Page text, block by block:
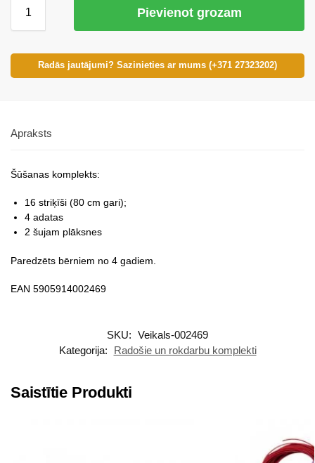
Pievienot grozam
Radās jautājumi? Sazinieties ar mums (+371 27323202)
Apraksts
Šūšanas komplekts:
16 striķīši (80 cm gari);
4 adatas
2 šujam plāksnes
Paredzēts bērniem no 4 gadiem.
EAN 5905914002469
SKU: Veikals-002469
Kategorija:
Radošie un rokdarbu komplekti
Saistītie Produkti